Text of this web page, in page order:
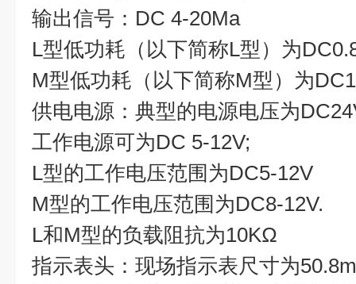
输出信号：DC 4-20Ma
L型低功耗（以下简称L型）为
M型低功耗（以下简称M型）为
供电电源：典型的电源电压为
工作电源可为DC 5-12V;
L型的工作电压范围为DC5-12V
M型的工作电压范围为DC8-12V.
L和M型的负载阻抗为10KΩ
指示表头：现场指示表尺寸为